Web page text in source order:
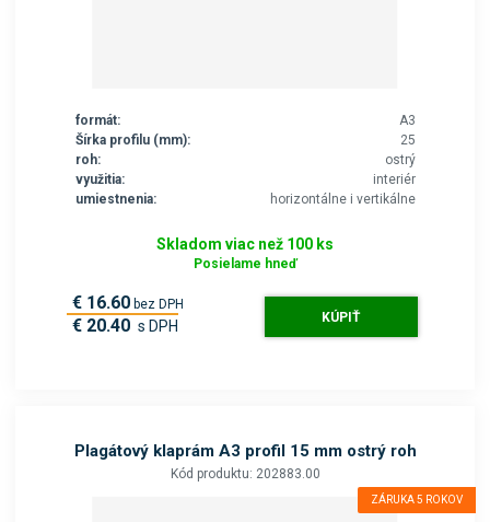
formát:
A3
Šírka profilu (mm):
25
roh:
ostrý
využitia:
interiér
umiestnenia:
horizontálne i vertikálne
Skladom viac než 100 ks
Posielame hneď
€ 16.60 bez DPH
€ 20.40 s DPH KÚPIŤ
Plagátový klaprám A3 profil 15 mm ostrý roh
Kód produktu: 202883.00
ZÁRUKA 5 ROKOV